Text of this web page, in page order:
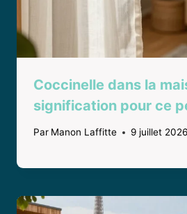
Coccinelle dans la
signification pour ce
Par Manon Laffitte 9 juillet 2026